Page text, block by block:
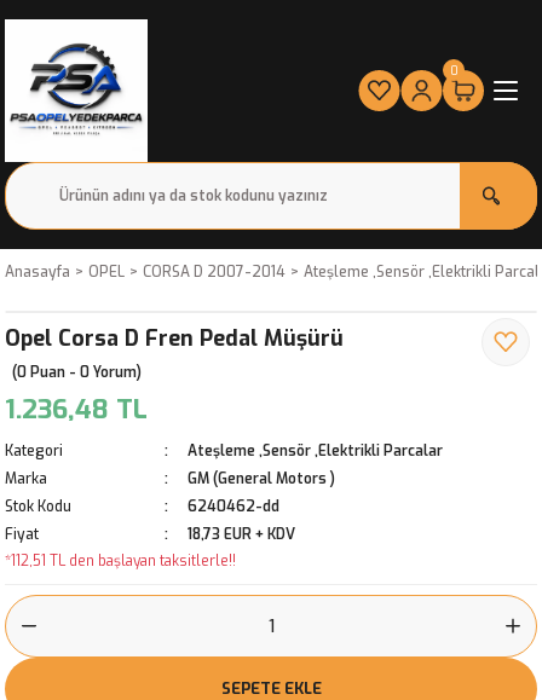
0
Anasayfa OPEL CORSA D 2007-2014 Ateşleme ,Sensör ,Elektrikli
Opel Corsa D Fren Pedal Müşürü
(0 Puan - 0 Yorum)
1.236,48 TL
Kategori
Ateşleme ,Sensör ,Elektrikli Parcalar
Marka
GM (General Motors )
Stok Kodu
6240462-dd
Fiyat
18,73 EUR + KDV
*112,51 TL den başlayan taksitlerle!!
SEPETE EKLE